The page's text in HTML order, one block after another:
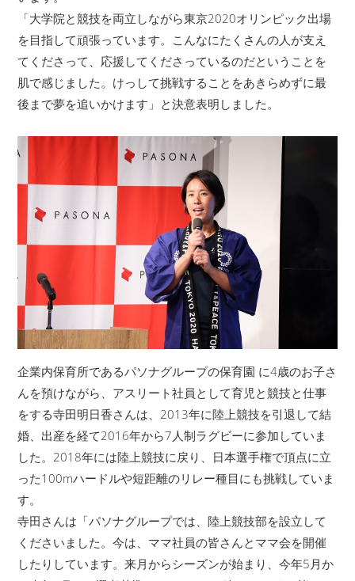
「大学院と競技を両立しながら東京2020オリンピック出場
を目指して頑張っています。こんなにたくさんの人が支え
てくださって、応援してくださっているのだということを
肌で感じました。けっして挑戦することをあきらめずに最
後まで夢を追いかけます」と決意表明しました。
企業内保育所であるパソナグループの保育園 に4歳のお子さ
んを預けながら、アスリート社員として育児と競技と仕事
をする寺田明日香さんは、2013年に陸上競技を引退して結
婚、出産を経て2016年から7人制ラグビーに参加していま
した。2018年には陸上競技に戻り、日本選手権で頂点に立
った100mハードルや短距離のリレー種目にも挑戦していま
す。
寺田さんは「パソナグループでは、陸上競技部を設立して
くださいました。今は、ママ社員の皆さんとママ会を開催
したりしています。来月からシーズンが始まり、今年5月か